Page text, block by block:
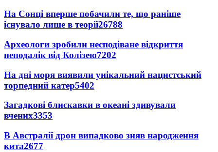
На Сонці вперше побачили те, що раніше
існувало лише в теорії26788
Археологи зробили несподіване відкриття
неподалік від Колізею7202
На дні моря виявили унікальний нацистський
торпедний катер5402
Загадкові блискавки в океані здивували
вчених3353
В Австралії дрон випадково зняв народження
кита2677